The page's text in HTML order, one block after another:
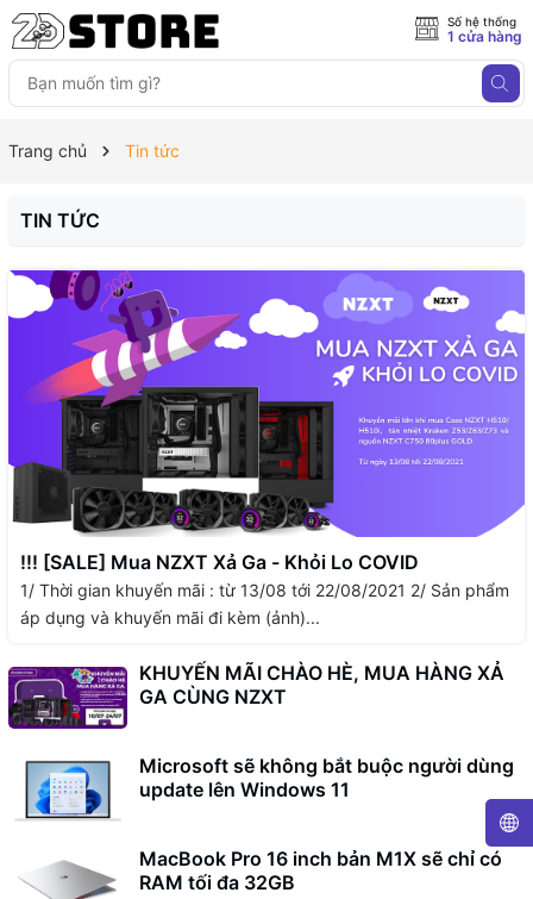
Số hệ thống
1 cửa hàng
Trang chủ Tin tức
TIN TỨC
!!! [SALE] Mua NZXT Xả Ga - Khỏi Lo COVID
1/ Thời gian khuyến mãi : từ 13/08 tới 22/08/2021 2/ Sản phẩm
áp dụng và khuyến mãi đi kèm (ảnh)...
KHUYẾN MÃI CHÀO HÈ, MUA HÀNG XẢ
GA CÙNG NZXT
Microsoft sẽ không bắt buộc người dùng
update lên Windows 11
MacBook Pro 16 inch bản M1X sẽ chỉ có
RAM tối đa 32GB